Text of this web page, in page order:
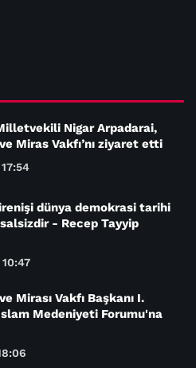
Nigar Arpadarai,
Miras Vakfı’nı ziyaret etti
dünya demokrasi tarihi
- Recep Tayyip
Mirası Vakfı Başkanı I.
Medeniyeti Forumu'na